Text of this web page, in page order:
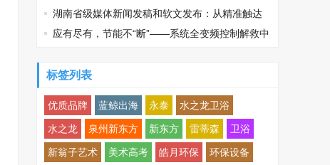
业AI全域推广选型指南
湖南省级媒体新闻发稿和软文发布：从精准触达
到高效落地全流程
应有尽有，节能不“断”——系统全变频控制解救中
标签列表
优质品牌 蓝鲸出海 永泰 水之龙卫浴
水之龙 泉州新东方 新东方 雷蒂森 卫浴
新翁子艺术 美术高考 皓月环保 环保设备